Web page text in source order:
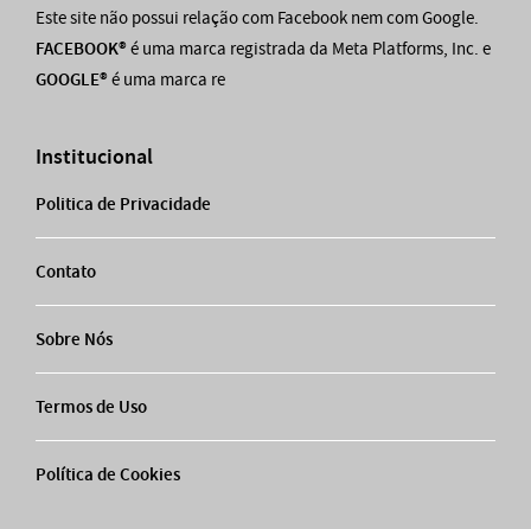
Este site não possui relação com Facebook nem com Google.
FACEBOOK®é uma marca registrada da Meta Platforms, Inc. e
GOOGLE®é uma marca re
Institucional
Politica de Privacidade
Contato
Sobre Nós
Termos de Uso
Política de Cookies